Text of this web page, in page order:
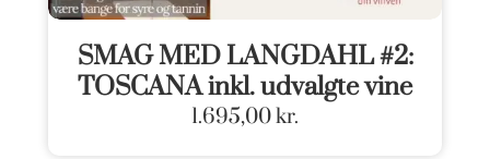
SMAG MED LANGDAHL #2:
TOSCANA inkl. udvalgte vine
1.695,00kr.